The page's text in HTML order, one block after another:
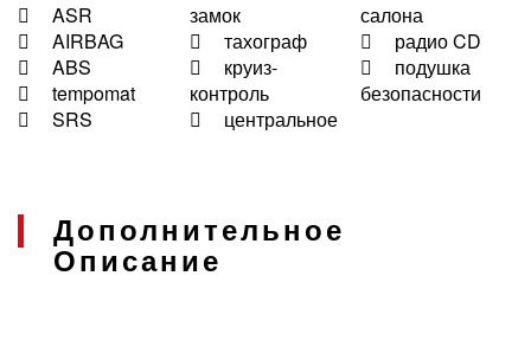
ASR
AIRBAG
ABS
tempomat
SRS
замок
тахограф
круиз-
контроль
центральное
салона
радио CD
подушка
безопасности
Дополнительное
Описание